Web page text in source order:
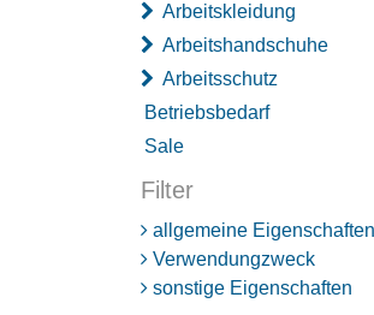
Arbeitskleidung
Arbeitshandschuhe
Arbeitsschutz
Betriebsbedarf
Sale
Filter
allgemeine Eigenschaften
Verwendungzweck
sonstige Eigenschaften